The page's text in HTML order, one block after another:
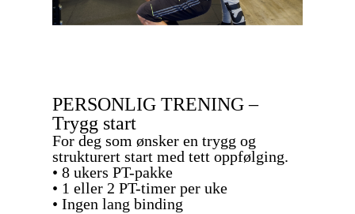
PERSONLIG TRENING –
Trygg start
For deg som ønsker en trygg og
strukturert start med tett oppfølging.
• 8 ukers PT-pakke
• 1 eller 2 PT-timer per uke
• Ingen lang binding